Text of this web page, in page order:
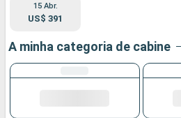
15 Abr.
US$ 391
A minha categoria de cabine